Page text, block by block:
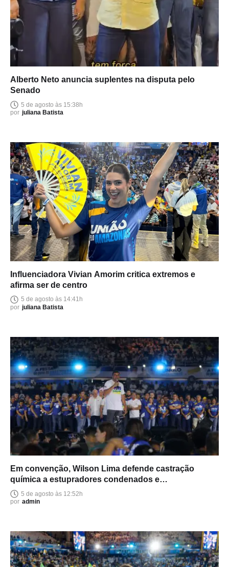
Alberto Neto anuncia suplentes na disputa pelo
Senado
5 de agosto às 15:38h
por juliana Batista
Influenciadora Vivian Amorim critica extremos e
afirma ser de centro
5 de agosto às 14:41h
por juliana Batista
Em convenção, Wilson Lima defende castração
química a estupradores condenados e
endurecimento das leis
5 de agosto às 12:52h
por admin